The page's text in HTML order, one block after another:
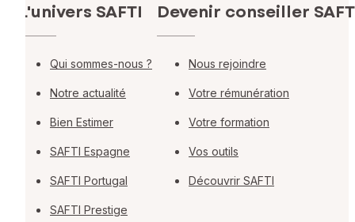
L'univers SAFTI
Qui sommes-nous ?
Notre actualité
Bien Estimer
SAFTI Espagne
SAFTI Portugal
SAFTI Prestige
Devenir conseiller
Nous rejoindre
Votre rémunération
Votre formation
Vos outils
Découvrir SAFTI